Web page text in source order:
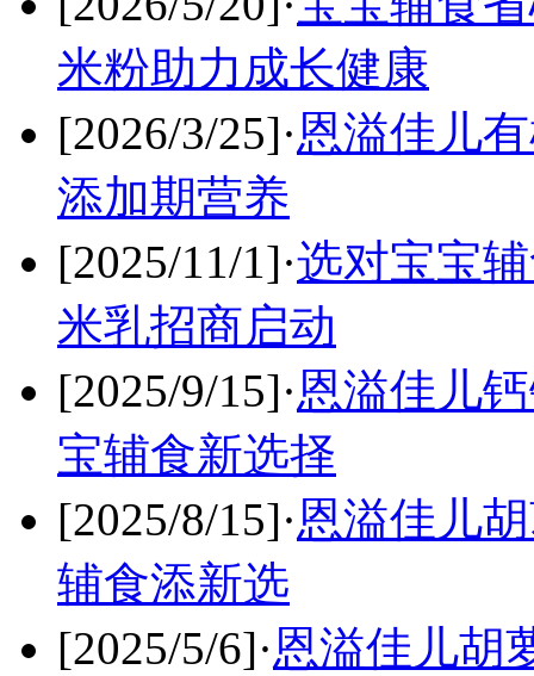
米粉助力成长健康
[2026/3/25]·恩溢佳儿
添加期营养
[2025/11/1]·选对宝宝
米乳招商启动
[2025/9/15]·恩溢佳儿
宝辅食新选择
[2025/8/15]·恩溢佳儿
辅食添新选
[2025/5/6]·恩溢佳儿胡